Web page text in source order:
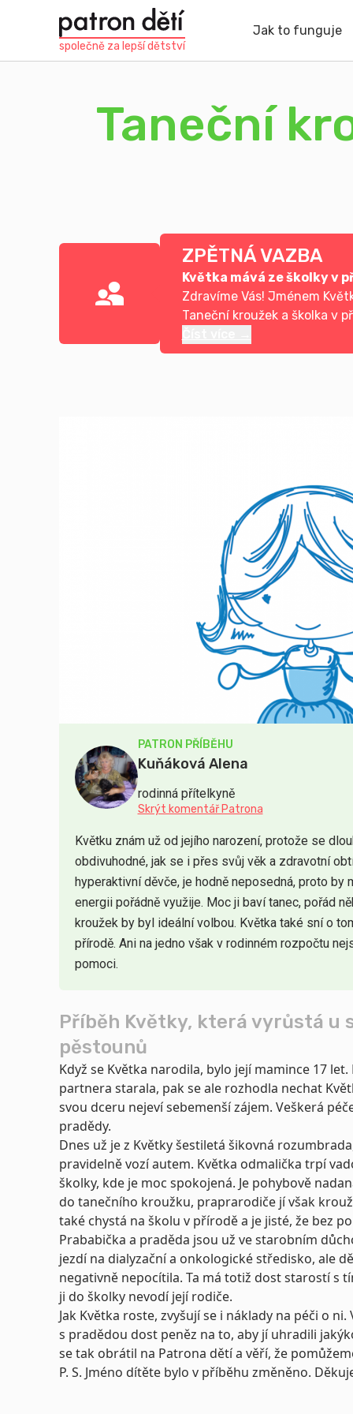
obsahu
společně za lepší dětství
Jak to funguje
Taneční
ZPĚTNÁ VAZBA
Květka mává ze školky v
Zdravíme Vás! Jménem
Taneční kroužek a školka v
PATRON PŘÍBĚHU
Kuňáková Alena
rodinná přítelkyně
Skrýt komentář Patrona
Květku znám už od jejího narození, protože se
obdivuhodné, jak se i přes svůj věk a zdravotní
hyperaktivní děvče, je hodně neposedná, proto by
energii pořádně využije. Moc ji baví tanec, pořád
kroužek by byl ideální volbou. Květka také sní o
přírodě. Ani na jedno však v rodinném rozpočtu
pomoci.
Příběh Květky, která vyrůstá u
pěstounů
Když se Květka narodila, bylo její mamince 17
partnera starala, pak se ale rozhodla nechat
svou dceru nejeví sebemenší zájem. Veškerá
pradědy.
Dnes už je z Květky šestiletá šikovná
pravidelně vozí autem. Květka odmalička trpí
školky, kde je moc spokojená. Je pohybově
do tanečního kroužku, praprarodiče jí však
také chystá na školu v přírodě a je jisté, že bez
Prababička a praděda jsou už ve starobním
jezdí na dialyzační a onkologické středisko, ale
negativně nepocítila. Ta má totiž dost starostí s
ji do školky nevodí její rodiče.
Jak Květka roste, zvyšují se i náklady na péči o
s pradědou dost peněz na to, aby jí uhradili
se tak obrátil na Patrona dětí a věří, že
P. S. Jméno dítěte bylo v příběhu změněno.